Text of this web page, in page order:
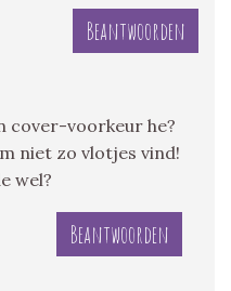
Beantwoorden
cover-voorkeur he?
niet zo vlotjes vind!
wel?
Beantwoorden